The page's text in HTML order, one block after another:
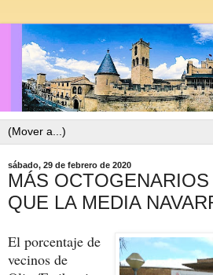
sábado, 29 de febrero de 2020
MÁS
QUE LA MEDIA
El porcentaje de
vecinos de